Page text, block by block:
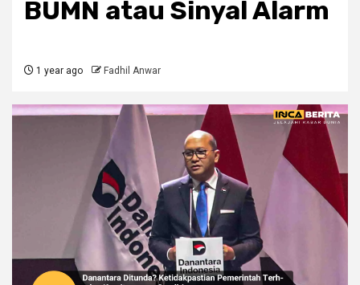
BUMN atau Sinyal Alarm
1 year ago Fadhil Anwar